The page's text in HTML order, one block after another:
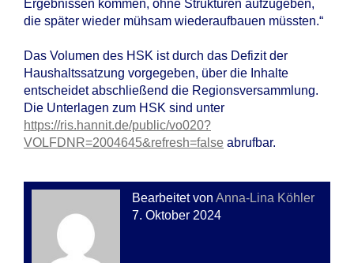
Ergebnissen kommen, ohne Strukturen aufzugeben,
die später wieder mühsam wiederaufbauen müssten.“
Das Volumen des HSK ist durch das Defizit der
Haushaltssatzung vorgegeben, über die Inhalte
entscheidet abschließend die Regionsversammlung.
Die Unterlagen zum HSK sind unter
https://ris.hannit.de/public/vo020?
VOLFDNR=2004645&refresh=false abrufbar.
Bearbeitet von Anna-Lina Köhler
7. Oktober 2024